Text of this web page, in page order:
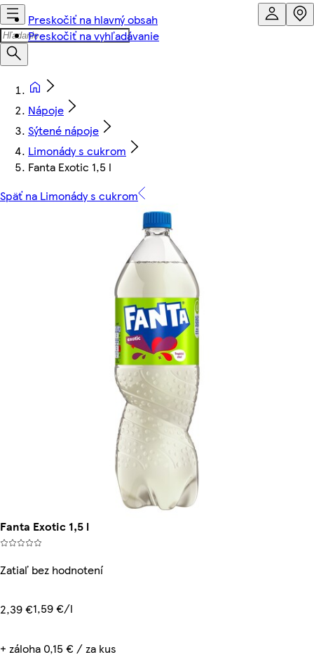
Preskočiť na hlavný obsah
Preskočiť na vyhľadávanie
Nápoje
Sýtené nápoje
Limonády s cukrom
Fanta Exotic 1,5 l
Späť na Limonády s cukrom
Fanta Exotic 1,5 l
Zatiaľ bez hodnotení
2,39 €1,59 €/l
+ záloha 0,15 € / za kus